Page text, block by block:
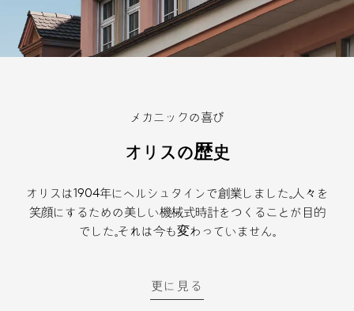
メカニックの喜び
オリスの歴史
オリスは1904年にヘルシュタインで創業しました。人々を
笑顔にするための美しい機械式時計をつくることが目的
でした。それは今も変わっていません。
更に見る